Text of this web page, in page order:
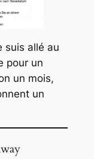
suis allé au
pour un
un mois,
un